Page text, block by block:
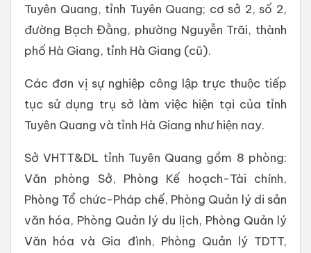
Tuyên Quang, tỉnh Tuyên Quang; cơ sở 2, số 2,
đường Bạch Đằng, phường Nguyễn Trãi, thành
phố Hà Giang, tỉnh Hà Giang (cũ).
Các đơn vị sự nghiệp công lập trực thuộc tiếp
tục sử dụng trụ sở làm việc hiện tại của tỉnh
Tuyên Quang và tỉnh Hà Giang như hiện nay.
Sở VHTT&DL tỉnh Tuyên Quang gồm 8 phòng:
Văn phòng Sở, Phòng Kế hoạch-Tài chính,
Phòng Tổ chức-Pháp chế, Phòng Quản lý di sản
văn hóa, Phòng Quản lý du lịch, Phòng Quản lý
Văn hóa và Gia đình, Phòng Quản lý TDTT,